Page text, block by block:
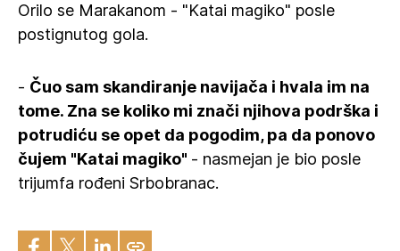
Orilo se Marakanom - "Katai magiko" posle
postignutog gola.
- Čuo sam skandiranje navijača i hvala im na
tome. Zna se koliko mi znači njihova podrška i
potrudiću se opet da pogodim, pa da ponovo
čujem "Katai magiko" - nasmejan je bio posle
trijumfa rođeni Srbobranac.